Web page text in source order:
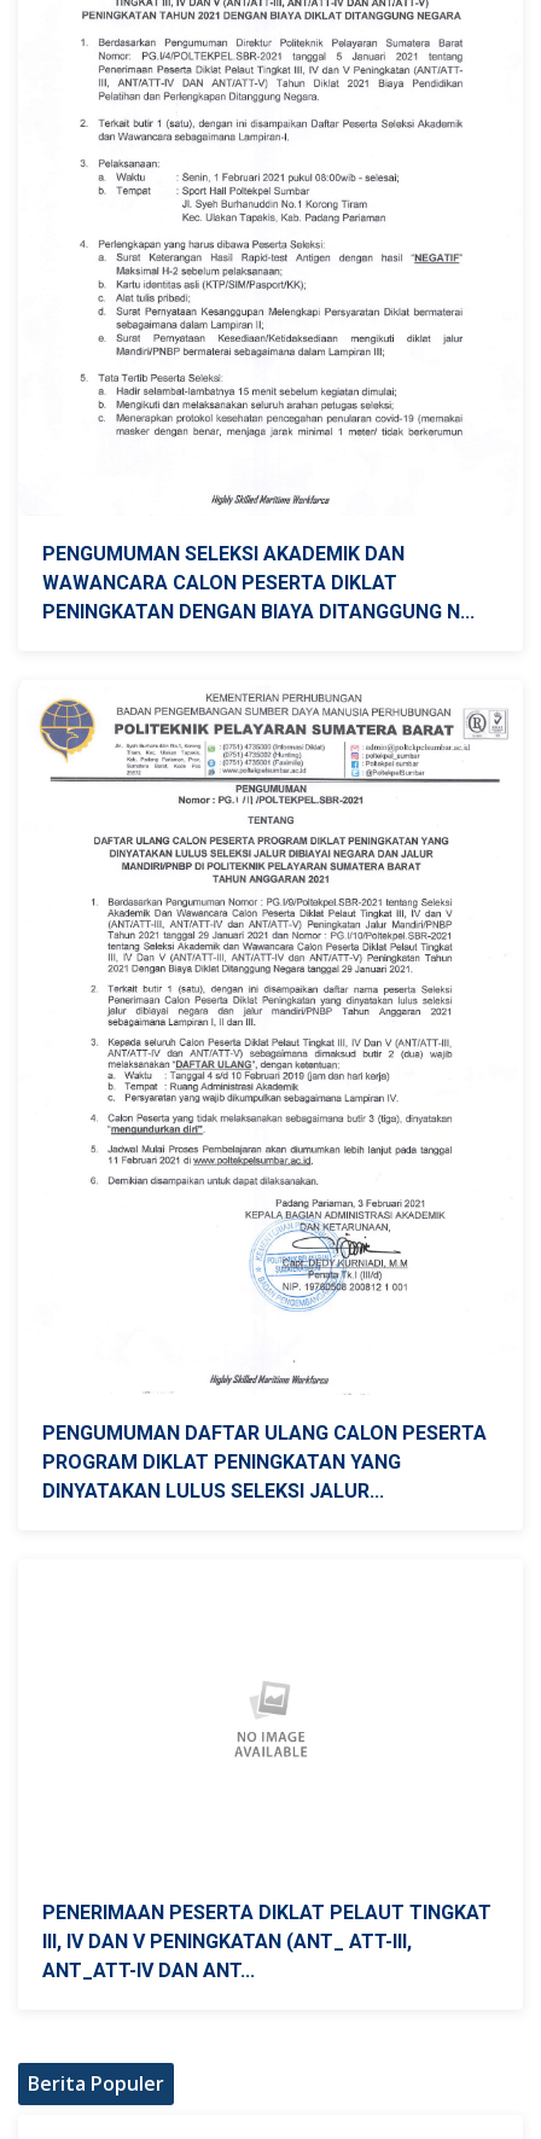
PENGUMUMAN SELEKSI AKADEMIK DAN
WAWANCARA CALON PESERTA DIKLAT
PENINGKATAN DENGAN BIAYA DITANGGUNG N...
PENGUMUMAN DAFTAR ULANG CALON PESERTA
PROGRAM DIKLAT PENINGKATAN YANG
DINYATAKAN LULUS SELEKSI JALUR...
PENERIMAAN PESERTA DIKLAT PELAUT TINGKAT
III, IV DAN V PENINGKATAN (ANT_ ATT-III,
ANT_ATT-IV DAN ANT...
Berita Populer